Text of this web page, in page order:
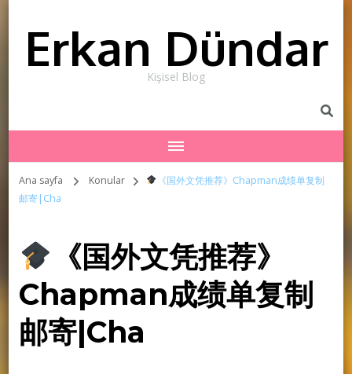
Erkan Dündar
Kişisel Blog
Ana sayfa Konular
《国外文凭推荐》Chapman成绩单复制
邮寄|Cha
《国外文凭推荐》
Chapman成绩单复制
邮寄|Cha